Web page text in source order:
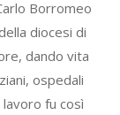
Borromeo
diocesi di
dando vita
ospedali
fu così